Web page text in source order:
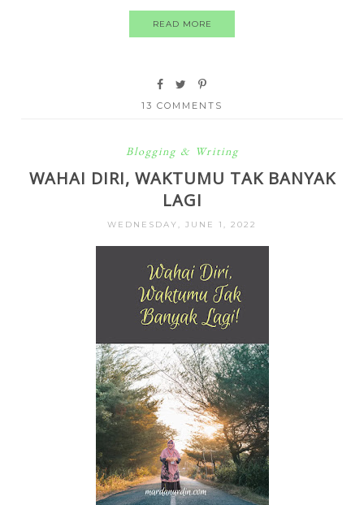
READ MORE
13 COMMENTS
Blogging & Writing
WAHAI DIRI, WAKTUMU TAK BANYAK
LAGI
WEDNESDAY, JUNE 1, 2022